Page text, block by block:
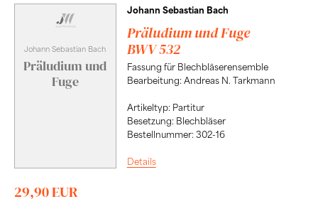
Johann Sebastian Bach
Präludium und
Fuge
Johann Sebastian Bach
Präludium und Fuge
BWV 532
Fassung für Blechbläserensemble
Bearbeitung: Andreas N. Tarkmann
Artikeltyp: Partitur
Besetzung: Blechbläser
Bestellnummer: 302-16
Details
29,90 EUR